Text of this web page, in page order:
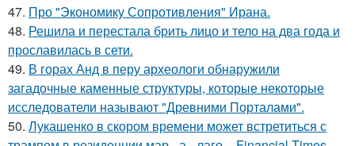
47. Про "Экономику Сопротивления" Ирана.
48. Решила и перестала брить лицо и тело на два года и
прославилась в сети.
49. В горах Анд в перу археологи обнаружили
загадочные каменные структуры, которые некоторые
исследователи называют "Древними Порталами".
50. Лукашенко в скором времени может встретиться с